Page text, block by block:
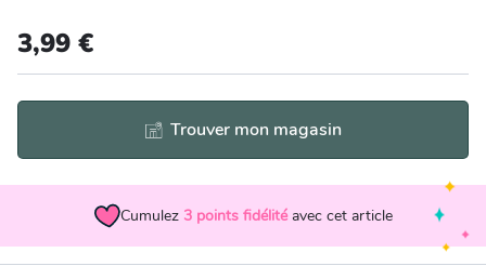
3,99 €
Trouver mon magasin
Cumulez 3 points fidélité avec cet article